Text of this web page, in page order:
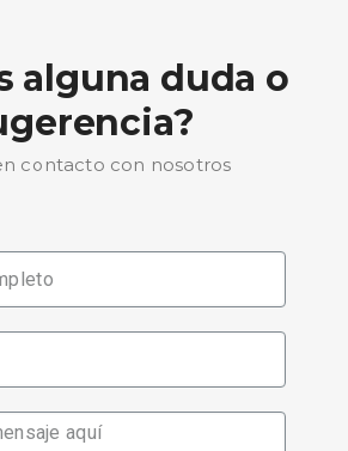
alguna duda o
contacto con nosotros